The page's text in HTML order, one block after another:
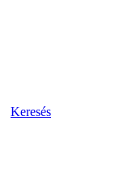
Keresés